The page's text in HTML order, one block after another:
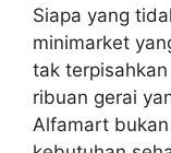
Siapa yang
minimarket
tak
ribuan gerai
Alfamart